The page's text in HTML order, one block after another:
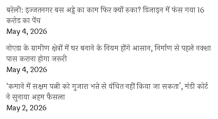
बरेली: इज्जतनगर बस अड्डे का काम फिर क्यों रुका? डिजाइन में फंस गया 16
करोड़ का पेंच
May 4, 2026
नोएडा के ग्रामीण क्षेत्रों में घर बनाने के नियम होंगे आसान, निर्माण से पहले नक्शा
पास कराना होगा जरूरी
May 4, 2026
‘कमाने में सक्षम पत्नी को गुजारा भत्ते से वंचित नहीं किया जा सकता’, मंडी कोर्ट
ने सुनाया अहम फैसला
May 2, 2026